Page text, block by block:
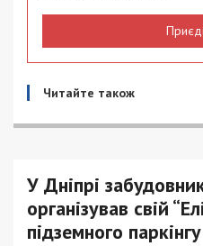
Читайте також
У Дніпрі
організував свій
підземного